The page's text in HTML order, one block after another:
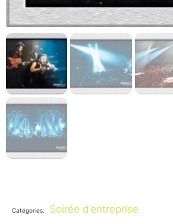
Catégories: Soirée d’entreprise